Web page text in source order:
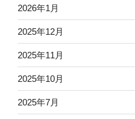
2026年1月
2025年12月
2025年11月
2025年10月
2025年7月